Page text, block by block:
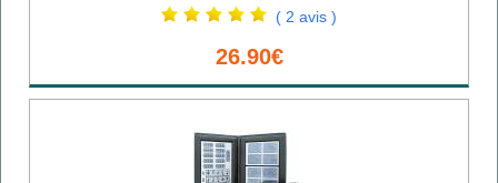
( 2 avis )
26.90€